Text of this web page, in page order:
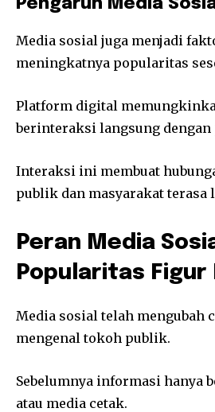
Pengaruh Media
Media sosial juga menjadi
meningkatnya popularitas
Platform digital
berinteraksi langsung
Interaksi ini membuat
publik dan masyarakat terasa
Peran Media
Popularitas Figur
Media sosial telah mengubah
mengenal tokoh publik.
Sebelumnya informasi hanya
atau media cetak.